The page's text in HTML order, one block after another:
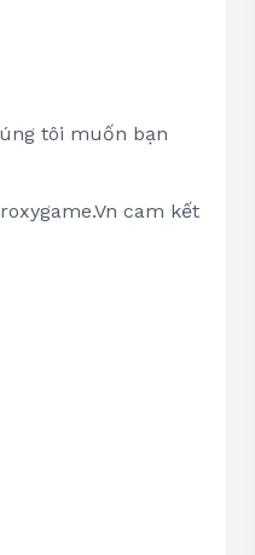
tôi muốn bạn
cam kết